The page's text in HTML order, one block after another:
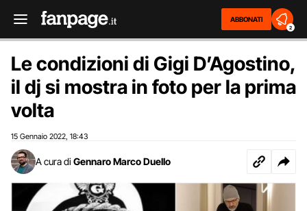
ABBONATI
2
Le condizioni di Gigi D’Agostino,
il dj si mostra in foto per la prima
volta
15 Gennaio 2022 18:43
A cura di Gennaro Marco Duello